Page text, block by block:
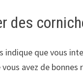
des
indique que vous
avez de